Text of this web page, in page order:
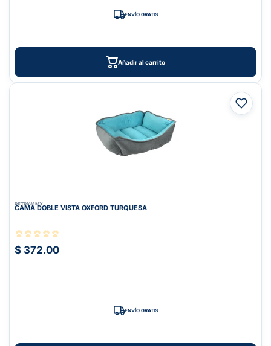
ENVÍO GRATIS
Añadir al carrito
PETPAW.MX
CAMA DOBLE VISTA OXFORD TURQUESA
$ 372.00
ENVÍO GRATIS